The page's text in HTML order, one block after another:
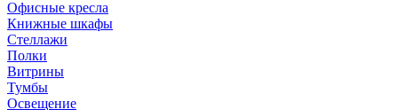
Офисные кресла
Книжные шкафы
Стеллажи
Полки
Витрины
Тумбы
Освещение